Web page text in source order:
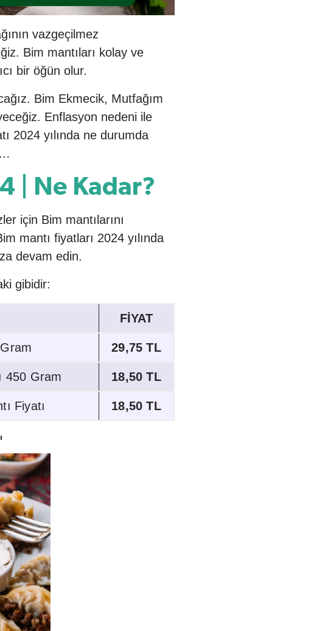
vazgeçilmez
Bim mantıları kolay ve
bir öğün olur.
Bim Ekmecik, Mutfağım
Enflasyon nedeni ile
2024 yılında ne durumda
| Ne Kadar?
için Bim mantılarını
mantı fiyatları 2024 yılında
devam edin.
gibidir:
FİYAT
29,75 TL
450 Gram 18,50 TL
Fiyatı 18,50 TL